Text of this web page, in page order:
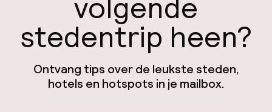
volgende
stedentrip heen?
Ontvang tips over de leukste steden,
hotels en hotspots in je mailbox.